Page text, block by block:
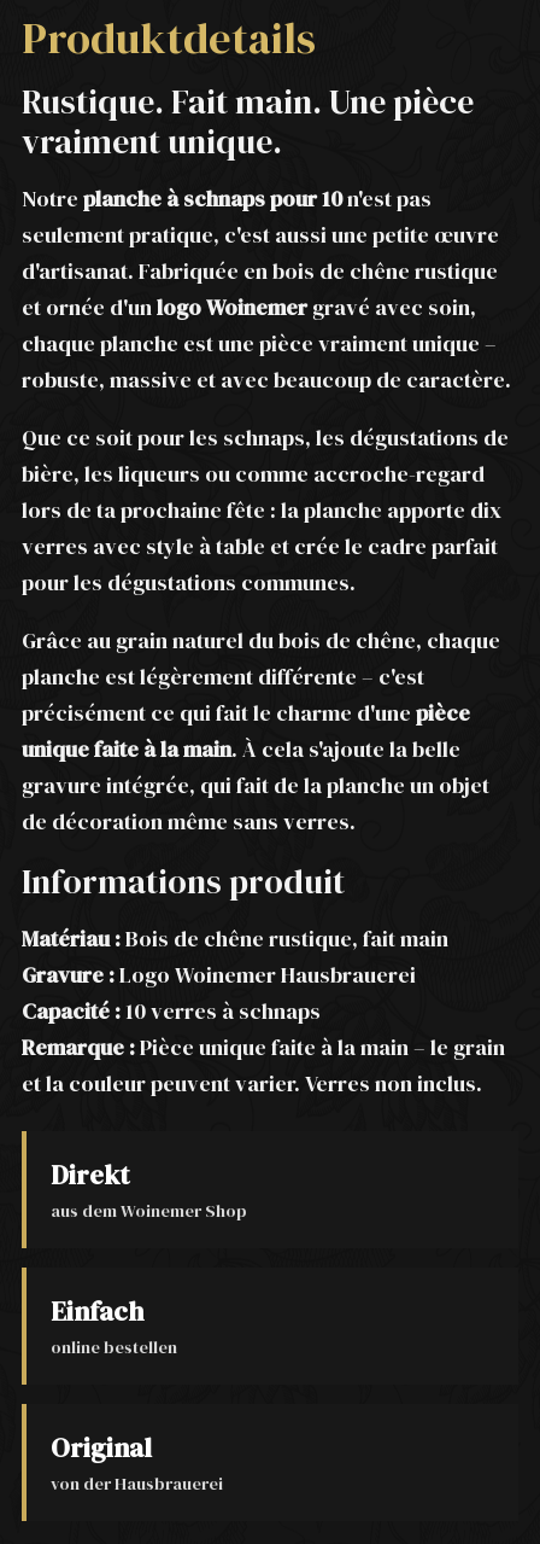
Produktdetails
Rustique. Fait main. Une pièce
vraiment unique.
Notre planche à schnaps pour 10n'est pas
seulement pratique, c'est aussi une petite œuvre
d'artisanat. Fabriquée en bois de chêne rustique
et ornée d'unlogo Woinemergravé avec soin,
chaque planche est une pièce vraiment unique –
robuste, massive et avec beaucoup de caractère.
Que ce soit pour les schnaps, les dégustations de
bière, les liqueurs ou comme accroche-regard
lors de ta prochaine fête : la planche apporte dix
verres avec style à table et crée le cadre parfait
pour les dégustations communes.
Grâce au grain naturel du bois de chêne, chaque
planche est légèrement différente – c'est
précisément ce qui fait le charme d'une pièce
unique faite à la main. À cela s'ajoute la belle
gravure intégrée, qui fait de la planche un objet
de décoration même sans verres.
Informations produit
Matériau :Bois de chêne rustique, fait main
Gravure :Logo Woinemer Hausbrauerei
Capacité : 10 verres à schnaps
Remarque :Pièce unique faite à la main – le grain
et la couleur peuvent varier. Verres non inclus.
Direkt
aus dem Woinemer Shop
Einfach
online bestellen
Original
von der Hausbrauerei